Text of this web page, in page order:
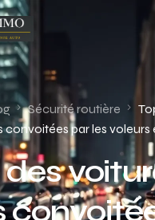
Sécurité routière
convoitées par les voleurs